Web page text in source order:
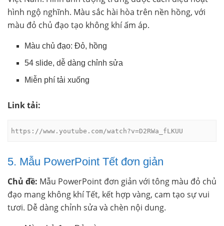
hình ngộ nghĩnh. Màu sắc hài hòa trên nền hồng, với
màu đỏ chủ đạo tạo không khí ấm áp.
Màu chủ đạo: Đỏ, hồng
54 slide, dễ dàng chỉnh sửa
Miễn phí tải xuống
Link tải:
https://www.youtube.com/watch?v=D2RWa_fLKUU
5. Mẫu PowerPoint Tết đơn giản
Chủ đề: Mẫu PowerPoint đơn giản với tông màu đỏ chủ
đạo mang không khí Tết, kết hợp vàng, cam tạo sự vui
tươi. Dễ dàng chỉnh sửa và chèn nội dung.